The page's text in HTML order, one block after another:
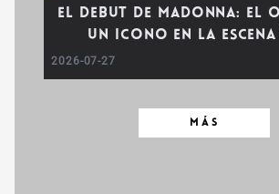
El debut de Madonna: El
un icono en la
2026-07-27
MÁS